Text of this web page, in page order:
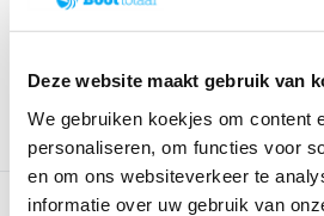
Deze website maakt gebruik van
We gebruiken koekjes om content
personaliseren, om functies voor
en om ons websiteverkeer te
informatie over uw gebruik van
€ 12,50
€